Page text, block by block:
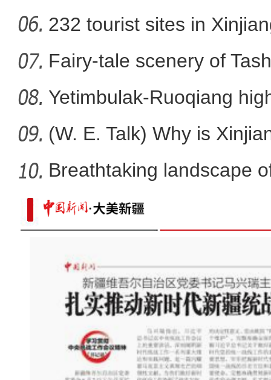
232 tourist sites in
Fairy-tale scenery of
Yetimbulak-Ruoqiang
ope
(W. E. Talk) Why is
Breathtaking landscape